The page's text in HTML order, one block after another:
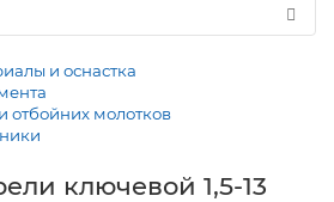
и оснастка
отбойних молотков
ключевой 1,5-13